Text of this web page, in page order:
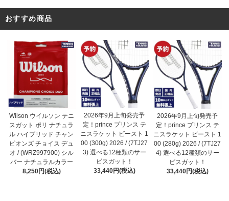
おすすめ商品
Wilson ウイルソン テニ
スガット ポリ ナチュラ
ル ハイブリッド チャン
ピオンズ チョイス デュ
オ / (WRZ997900) シル
バー ナチュラルカラー
8,250円(税込)
2026年9月上旬発売予
定！prince プリンス テ
ニスラケット ビースト 1
00 (300g) 2026 / (7TJ27
3) 選べる12種類のサー
ビスガット！
33,440円(税込)
2026年9月上旬発売予
定！prince プリンス テ
ニスラケット ビースト 1
00 (280g) 2026 / (7TJ27
4) 選べる12種類のサー
ビスガット！
33,440円(税込)